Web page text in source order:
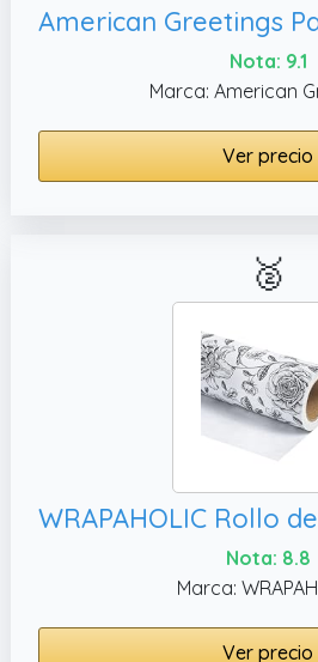
Nota: 9.1
Marca: American
Ver precio
🥈
Nota: 8.8
Marca:
Ver precio